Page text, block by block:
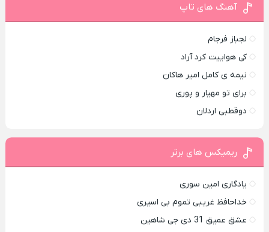
آهنگ های تاپ
لجباز فرجام
کی هواییت کرد آراد
نیمه ی کامل امیر هاکان
برای تو مهیار و پوری
دوقطبی اردلان
ریمیکس های برتر
یادگاری امین سوری
خداحافظ غریبی تموم بی اسیری
عشق عمیق 31 دی جی شاهین